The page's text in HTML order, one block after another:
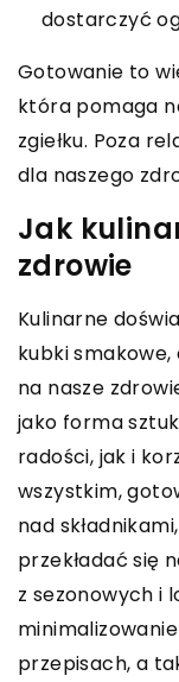
dostarczyć
Gotowanie to
która pomaga
zgiełku. Poza
dla naszego
Jak
zdrowie
Kulinarne
kubki
na nasze
jako forma
radości, jak i
wszystkim,
nad
przekładać się
z sezonowych i
przepisach, a